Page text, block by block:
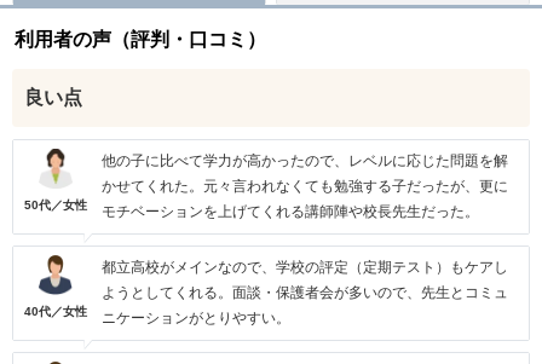
利用者の声（評判・口コミ）
良い点
50代／女性
他の子に比べて学力が高かったので、レベルに応じた問題を解
かせてくれた。元々言われなくても勉強する子だったが、更に
モチベーションを上げてくれる講師陣や校長先生だった。
40代／女性
都立高校がメインなので、学校の評定（定期テスト）もケアし
ようとしてくれる。面談・保護者会が多いので、先生とコミュ
ニケーションがとりやすい。